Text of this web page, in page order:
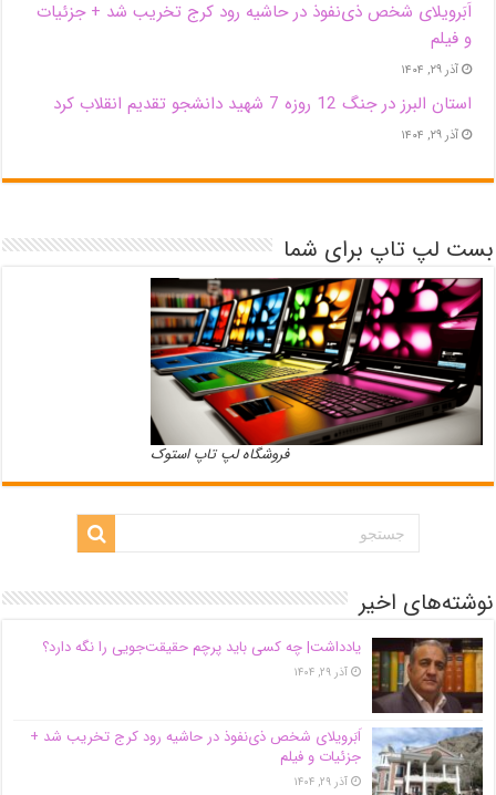
اَبَر‌ویلای شخص ذی‌نفوذ در حاشیه‌ رود کرج تخریب شد + جزئیات
و فیلم
آذر ۲۹, ۱۴۰۴
استان البرز در جنگ 12 روزه 7 شهید دانشجو تقدیم انقلاب کرد
آذر ۲۹, ۱۴۰۴
بست لپ تاپ برای شما
فروشگاه لپ تاپ استوک
نوشته‌های اخیر
یادداشت| ‌چه کسی باید پرچم حقیقت‌جویی را نگه دارد؟
آذر ۲۹, ۱۴۰۴
اَبَر‌ویلای شخص ذی‌نفوذ در حاشیه‌ رود کرج تخریب شد +
جزئیات و فیلم
آذر ۲۹, ۱۴۰۴